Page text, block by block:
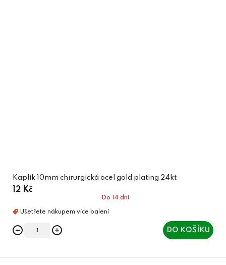
Kaplík 10mm chirurgická ocel gold plating 24kt
12 Kč
Do 14 dní
DO KOŠÍKU